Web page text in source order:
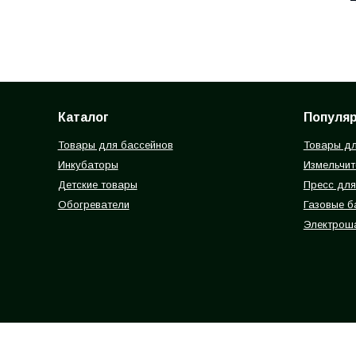
Каталог
Товары для бассейнов
Инкубаторы
Детские товары
Обогреватели
Товары
Пресс
Газовые